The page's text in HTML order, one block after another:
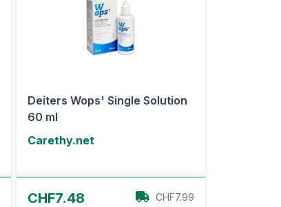
Deiters Wops' Single Solution
60 ml
Carethy.net
CHF7.48 CHF7.99